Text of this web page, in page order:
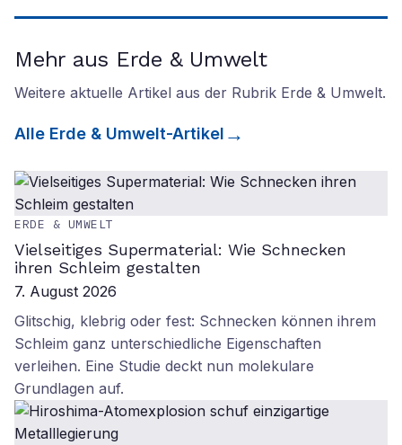
Mehr aus Erde & Umwelt
Weitere aktuelle Artikel aus der Rubrik Erde & Umwelt.
Alle Erde & Umwelt-Artikel
ERDE & UMWELT
Vielseitiges Supermaterial: Wie Schnecken
ihren Schleim gestalten
7. August 2026
Glitschig, klebrig oder fest: Schnecken können ihrem
Schleim ganz unterschiedliche Eigenschaften
verleihen. Eine Studie deckt nun molekulare
Grundlagen auf.